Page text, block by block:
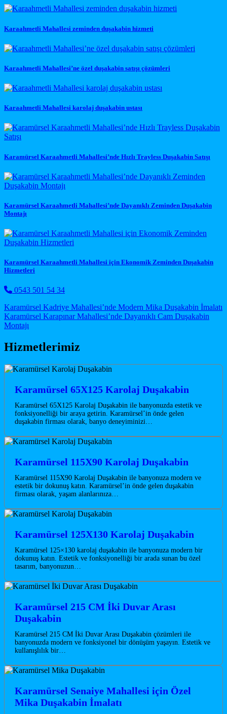
Karaahmetli Mahallesi zeminden duşakabin hizmeti
Karaahmetli Mahallesi’ne özel duşakabin satışı çözümleri
Karaahmetli Mahallesi karolaj duşakabin ustası
Karamürsel Karaahmetli Mahallesi’nde Hızlı Trayless Duşakabin Satışı
Karamürsel Karaahmetli Mahallesi’nde Dayanıklı Zeminden Duşakabin
Montajı
Karamürsel Karaahmetli Mahallesi için Ekonomik Zeminden Duşakabin
Hizmetleri
0543 501 54 34
Post navigation
Karamürsel Kadriye Mahallesi’nde Modern Mika Duşakabin İmalatı
Karamürsel Karapınar Mahallesi’nde Dayanıklı Cam Duşakabin
Montajı
Hizmetlerimiz
Karamürsel 65X125 Karolaj Duşakabin
Karamürsel 65X125 Karolaj Duşakabin ile banyonuzda estetik ve
fonksiyonelliği bir araya getirin. Karamürsel’in önde gelen
duşakabin firması olarak, banyo deneyiminizi…
Karamürsel 115X90 Karolaj Duşakabin
Karamürsel 115X90 Karolaj Duşakabin ile banyonuza modern ve
estetik bir dokunuş katın. Karamürsel’in önde gelen duşakabin
firması olarak, yaşam alanlarınıza…
Karamürsel 125X130 Karolaj Duşakabin
Karamürsel 125×130 karolaj duşakabin ile banyonuza modern bir
dokunuş katın. Estetik ve fonksiyonelliği bir arada sunan bu özel
tasarım, banyonuzun…
Karamürsel 215 CM İki Duvar Arası
Duşakabin
Karamürsel 215 CM İki Duvar Arası Duşakabin çözümleri ile
banyonuzda modern ve fonksiyonel bir dönüşüm yaşayın. Estetik ve
kullanışlılık bir…
Karamürsel Senaiye Mahallesi için Özel
Mika Duşakabin İmalatı